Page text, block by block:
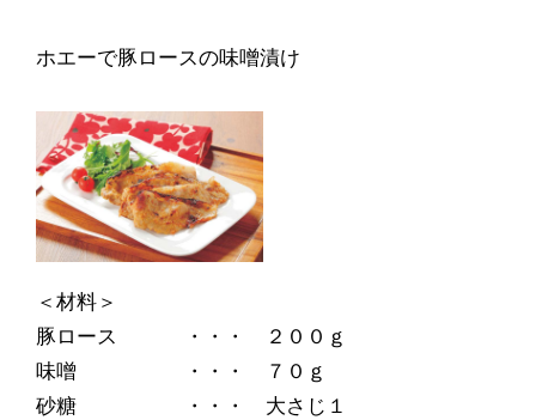
ホエーで豚ロースの味噌漬け
＜材料＞
豚ロース ・・・ ２００ｇ
味噌 ・・・ ７０ｇ
砂糖 ・・・ 大さじ１